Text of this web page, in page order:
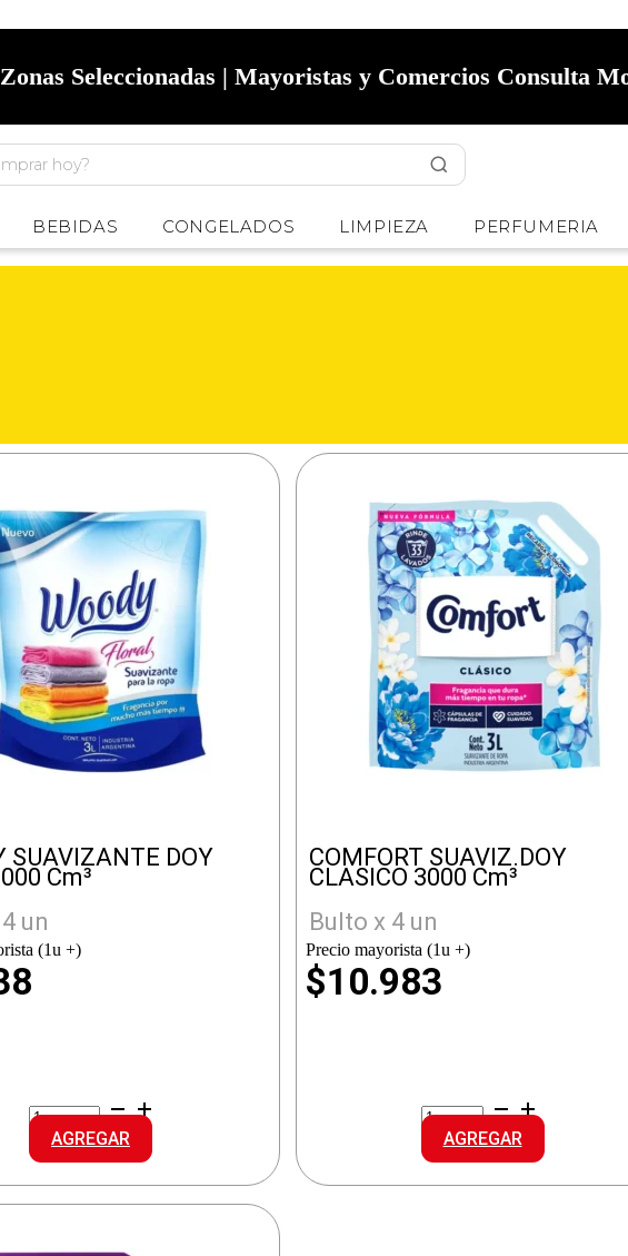
Seleccionadas | Mayoristas y Comercios Consulta
BEBIDAS CONGELADOS LIMPIEZA PERFUMERIA
SUAVIZANTE DOY
Cm³
un
(1u +)
WOODY
SUAVIZANTE
DOY
PACK
cantidad
AGREGAR
COMFORT SUAVIZ.DOY
CLASICO 3000 Cm³
Bulto x 4 un
Precio mayorista (1u +)
$10.983
COMFORT
SUAVIZ.DOY
CLASICO
cantidad
AGREGAR